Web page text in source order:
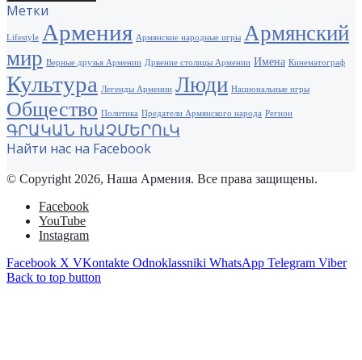
Метки
Lifestyle Армения Армянские народные игры Армянский
мир Верные друзья Армении Дрвение столицы Армении Имена Кинематограф
Культура Легенды Армении Люди Национальные игры
Общество Политика Предатели Армянского народа Регион
ԳՐԱԿԱՆ ԽԱՉՄԵՐՈւԿ
Найти нас на Facebook
© Copyright 2026, Наша Армения. Все права защищены.
Facebook
YouTube
Instagram
Facebook X VKontakte Odnoklassniki WhatsApp Telegram Viber
Back to top button